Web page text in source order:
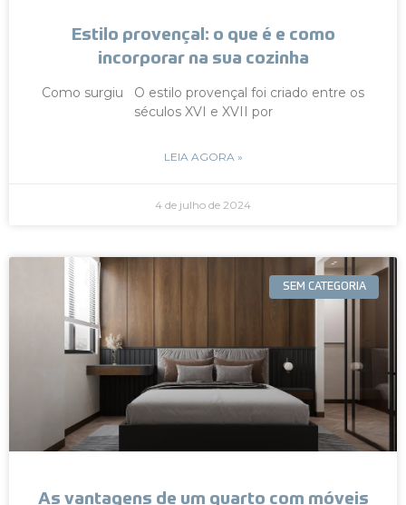
Estilo provençal: o que é e como
incorporar na sua cozinha
Como surgiu O estilo provençal foi criado entre os
séculos XVI e XVII por
LEIA AGORA »
4 de julho de 2024
SEM CATEGORIA
As vantagens de um quarto com móveis